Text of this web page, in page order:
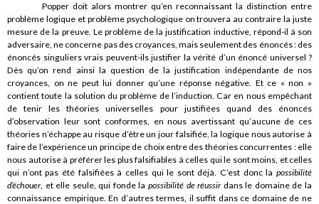
Popper doit alors montrer qu’en reconnaissant la distinction entre
problème logique et problème psychologique on trouvera au contraire la juste
mesure de la preuve. Le problème de la justification inductive, répond-il à son
adversaire, ne concerne pas des croyances, mais seulement des énoncés : des
énoncés singuliers vrais peuvent-ils justifier la vérité d’un énoncé universel ?
Dès qu’on rend ainsi la question de la justification indépendante de nos
croyances, on ne peut lui donner qu’une réponse négative. Et ce « non »
contient toute la solution du problème de l’induction. Car en nous empêchant
de tenir les théories universelles pour justifiées quand des énoncés
d’observation leur sont conformes, en nous avertissant qu’aucune de ces
théories n’échappe au risque d’être un jour falsifiée, la logique nous autorise à
faire de l’expérience un principe de choix entre des théories concurrentes : elle
nous autorise à préférer les plus falsifiables à celles qui le sont moins, et celles
qui n’ont pas été falsifiées à celles qui le sont déjà. C’est donc la possibilité
d’échouer, et elle seule, qui fonde la possibilité de réussirdans le domaine de la
connaissance empirique. En d’autres termes, il suffit dans ce domaine de ne